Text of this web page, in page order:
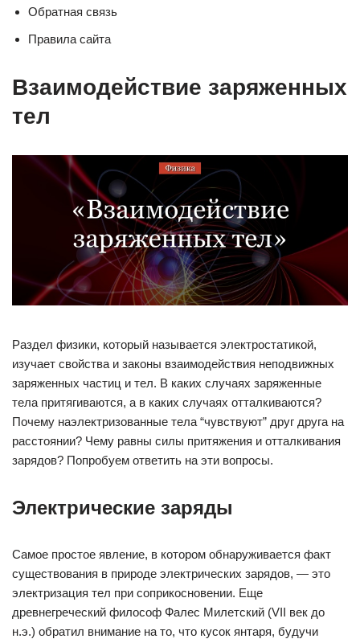
Обратная связь
Правила сайта
Взаимодействие заряженных
тел
Раздел физики, который называется электростатикой,
изучает свойства и законы взаимодействия неподвижных
заряженных частиц и тел. В каких случаях заряженные
тела притягиваются, а в каких случаях отталкиваются?
Почему наэлектризованные тела “чувствуют” друг друга на
расстоянии? Чему равны силы притяжения и отталкивания
зарядов? Попробуем ответить на эти вопросы.
Электрические заряды
Самое простое явление, в котором обнаруживается факт
существования в природе электрических зарядов, — это
электризация тел при соприкосновении. Еще
древнегреческий философ Фалес Милетский (VII век до
н.э.) обратил внимание на то, что кусок янтаря, будучи